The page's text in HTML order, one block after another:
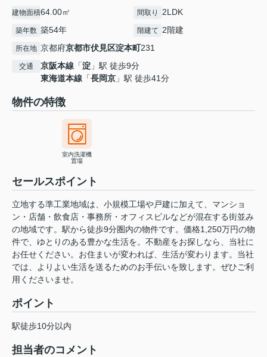
建物面積64.00㎡ 間取り 2LDK
築年数 築54年 階建て 2階建
所在地 京都府京都市伏見区淀本町231
交通 京阪本線 「淀 」駅 徒歩9分
東海道本線 「長岡京 」駅 徒歩41分
物件の特徴
室内洗濯機
置場
セールスポイント
立地する準工業地域は、小規模工場や戸建に加えて、マンショ
ン・店舗・飲食店・事務所・オフィスビルなどが混在する街並み
の地域です。駅から徒歩9分圏内の物件です。価格1,250万円の物
件で、ゆとりのある豊かな生活を。不動産をお探しなら、当社に
お任せください。お住まいが変われば、生活が変わります。当社
では、よりよい生活を送るためのお手伝いを致します。ぜひご利
用くださいませ。
ポイント
駅徒歩10分以内
担当者のコメント